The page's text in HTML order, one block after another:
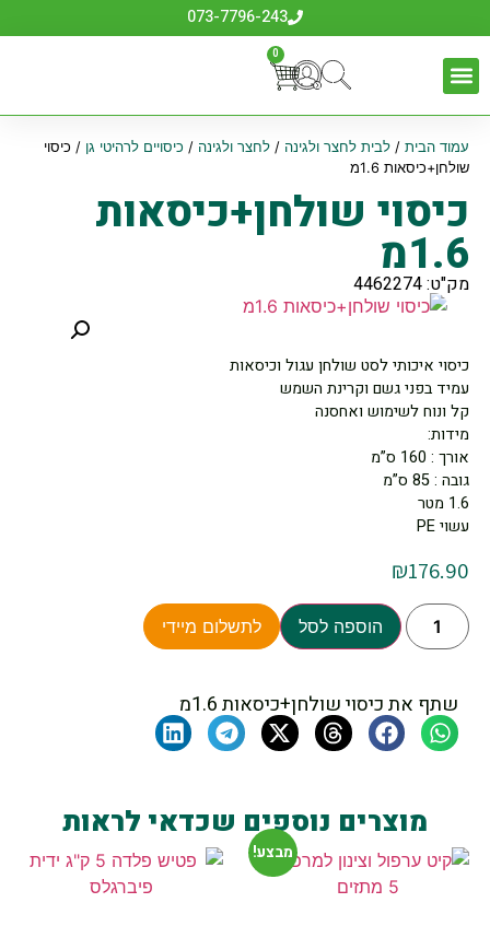
073-7796-243
0
עמוד הבית/ לבית לחצר ולגינה / לחצר ולגינה / כיסויים לרהיטי גן / כיסוי
שולחן+כיסאות 1.6מ
כיסוי שולחן+כיסאות
1.6מ
מק"ט: 4462274
כיסוי איכותי לסט שולחן עגול וכיסאות
עמיד בפני גשם וקרינת השמש
קל ונוח לשימוש ואחסנה
מידות:
אורך : 160 ס”מ
גובה : 85 ס”מ
1.6 מטר
עשוי PE
₪176.90
הוספה לסל לתשלום מיידי
שתף את כיסוי שולחן+כיסאות 1.6מ
מוצרים נוספים שכדאי לראות
מבצע!